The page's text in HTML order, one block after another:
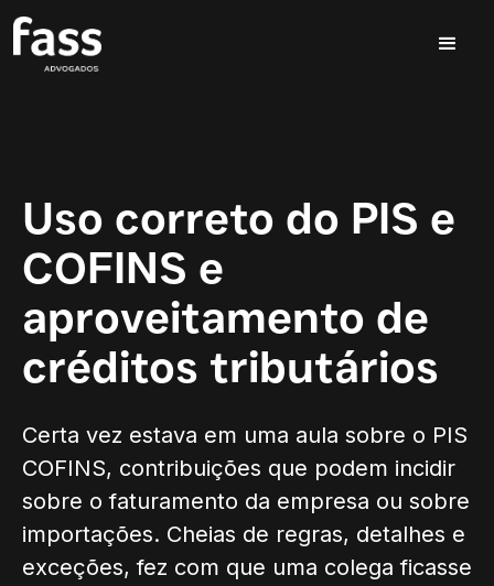
Uso correto do PIS e
COFINS e
aproveitamento de
créditos tributários
Certa vez estava em uma aula sobre o PIS
COFINS, contribuições que podem incidir
sobre o faturamento da empresa ou sobre
importações. Cheias de regras, detalhes e
exceções, fez com que uma colega ficasse